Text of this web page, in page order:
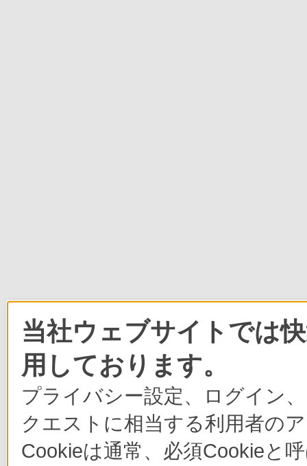
当社ウェブサイトでは
用しております。
プライバシー設定、ログイン
クエストに相当する利用者の
Cookieは通常、必須Cookieと